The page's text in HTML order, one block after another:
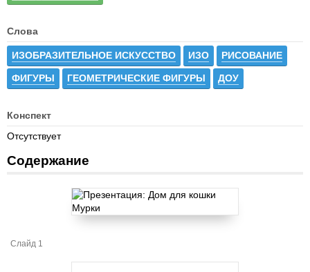
Слова
ИЗОБРАЗИТЕЛЬНОЕ ИСКУССТВО ИЗО РИСОВАНИЕ
ФИГУРЫ ГЕОМЕТРИЧЕСКИЕ ФИГУРЫ ДОУ
Конспект
Отсутствует
Содержание
Слайд 1